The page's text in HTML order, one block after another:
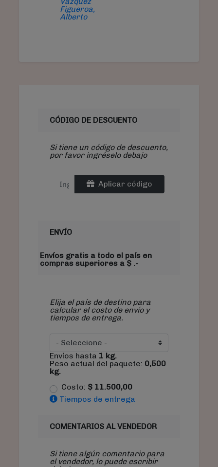
Figueroa,
Alberto
CÓDIGO DE DESCUENTO
Si tiene un código de descuento,
por favor ingréselo debajo
Aplicar código
ENVÍO
Envíos gratis a todo el país en
compras superiores a $ .-
Elija el país de destino para
calcular el costo de envío y
tiempos de entrega.
Envíos hasta 1 kg.
Peso actual del paquete: 0,500
kg.
Costo: $ 11.500,00
Tiempos de entrega
COMENTARIOS AL VENDEDOR
Si tiene algún comentario para
el vendedor, lo puede escribir